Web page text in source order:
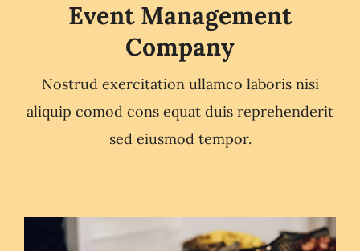
Event Management
Company
Nostrud exercitation ullamco laboris nisi
aliquip comod cons equat duis reprehenderit
sed eiusmod tempor.